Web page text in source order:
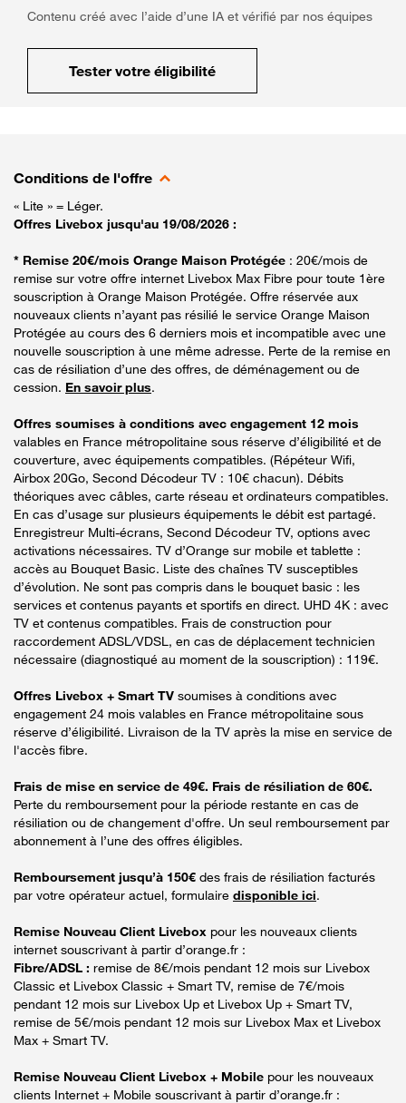
Contenu créé avec l’aide d’une IA et vérifié par nos équipes
Tester votre éligibilité
Conditions de l'offre
« Lite » = Léger.
Offres Livebox jusqu'au 19/08/2026 :
* Remise 20€/mois Orange Maison Protégée : 20€/mois de
remise sur votre offre internet Livebox Max Fibre pour toute 1ère
souscription à Orange Maison Protégée. Offre réservée aux
nouveaux clients n’ayant pas résilié le service Orange Maison
Protégée au cours des 6 derniers mois et incompatible avec une
nouvelle souscription à une même adresse. Perte de la remise en
cas de résiliation d’une des offres, de déménagement ou de
cession. En savoir plus.
Offres soumises à conditions avec engagement 12 mois
valables en France métropolitaine sous réserve d’éligibilité et de
couverture, avec équipements compatibles. (Répéteur Wifi,
Airbox 20Go, Second Décodeur TV : 10€ chacun). Débits
théoriques avec câbles, carte réseau et ordinateurs compatibles.
En cas d’usage sur plusieurs équipements le débit est partagé.
Enregistreur Multi-écrans, Second Décodeur TV, options avec
activations nécessaires. TV d’Orange sur mobile et tablette :
accès au Bouquet Basic. Liste des chaînes TV susceptibles
d’évolution. Ne sont pas compris dans le bouquet basic : les
services et contenus payants et sportifs en direct. UHD 4K : avec
TV et contenus compatibles. Frais de construction pour
raccordement ADSL/VDSL, en cas de déplacement technicien
nécessaire (diagnostiqué au moment de la souscription) : 119€.
Offres Livebox + Smart TV soumises à conditions avec
engagement 24 mois valables en France métropolitaine sous
réserve d’éligibilité. Livraison de la TV après la mise en service de
l'accès fibre.
Frais de mise en service de 49€. Frais de résiliation de 60€.
Perte du remboursement pour la période restante en cas de
résiliation ou de changement d'offre. Un seul remboursement par
abonnement à l’une des offres éligibles.
Remboursement jusqu’à 150€ des frais de résiliation facturés
par votre opérateur actuel, formulaire disponible ici.
Remise Nouveau Client Livebox pour les nouveaux clients
internet souscrivant à partir d’orange.fr :
Fibre/ADSL : remise de 8€/mois pendant 12 mois sur Livebox
Classic et Livebox Classic + Smart TV, remise de 7€/mois
pendant 12 mois sur Livebox Up et Livebox Up + Smart TV,
remise de 5€/mois pendant 12 mois sur Livebox Max et Livebox
Max + Smart TV.
Remise Nouveau Client Livebox + Mobile pour les nouveaux
clients Internet + Mobile souscrivant à partir d’orange.fr :